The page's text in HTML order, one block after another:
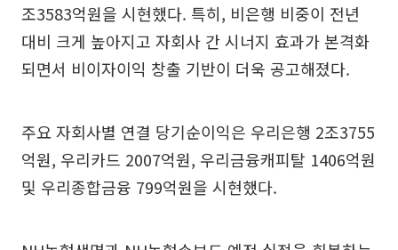
조3583억원을 시현했다. 특히, 비은행 비중이 전년
대비 크게 높아지고 자회사 간 시너지 효과가 본격화
되면서 비이자이익 창출 기반이 더욱 공고해졌다.
주요 자회사별 연결 당기순이익은 우리은행 2조3755
억원, 우리카드 2007억원, 우리금융캐피탈 1406억원
및 우리종합금융 799억원을 시현했다.